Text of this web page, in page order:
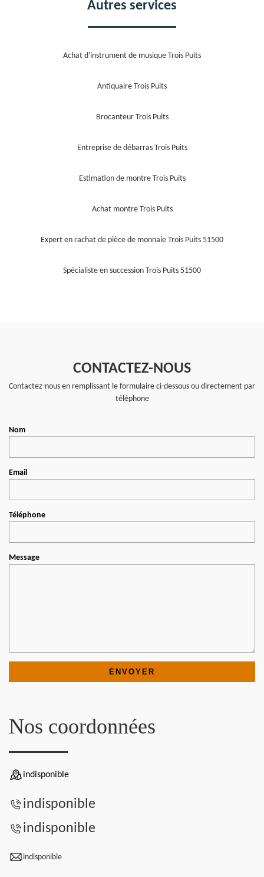
Autres services
Achat d'instrument de musique Trois Puits
Antiquaire Trois Puits
Brocanteur Trois Puits
Entreprise de débarras Trois Puits
Estimation de montre Trois Puits
Achat montre Trois Puits
Expert en rachat de pièce de monnaie Trois Puits 51500
Spécialiste en succession Trois Puits 51500
CONTACTEZ-NOUS
Contactez-nous en remplissant le formulaire ci-dessous ou directement par
téléphone
Nom
Email
Téléphone
Message
Nos coordonnées
indisponible
indisponible
indisponible
indisponible